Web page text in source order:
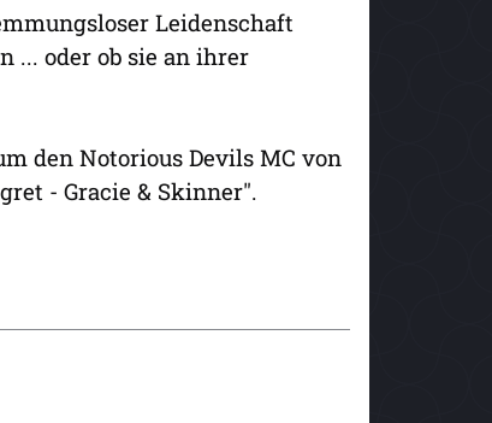
Leidenschaft
... oder ob sie an ihrer
den Notorious Devils MC von
- Gracie & Skinner".